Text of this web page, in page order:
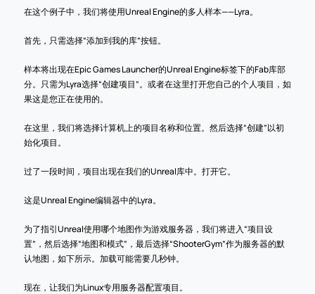
在这个例子中，我们将使用Unreal Engine的多人样本——Lyra。
首先，只需选择“添加到我的库”按钮。
样本将出现在Epic Games Launcher的Unreal Engine标签下的Fab库部
分。只需为Lyra选择“创建项目”。或者在这里打开您自己的个人项目，如
果这是您正在使用的。
在这里，我们将选择计算机上的项目名称和位置。然后选择“创建”以初
始化项目。
过了一段时间，项目出现在我们的Unreal库中。打开它。
这是Unreal Engine编辑器中的Lyra。
为了指引Unreal使用哪个地图作为游戏服务器，我们将进入“项目设
置”，然后选择“地图和模式”，最后选择“ShooterGym”作为服务器的默
认地图，如下所示。加载可能需要几秒钟。
现在，让我们为Linux专用服务器配置项目。